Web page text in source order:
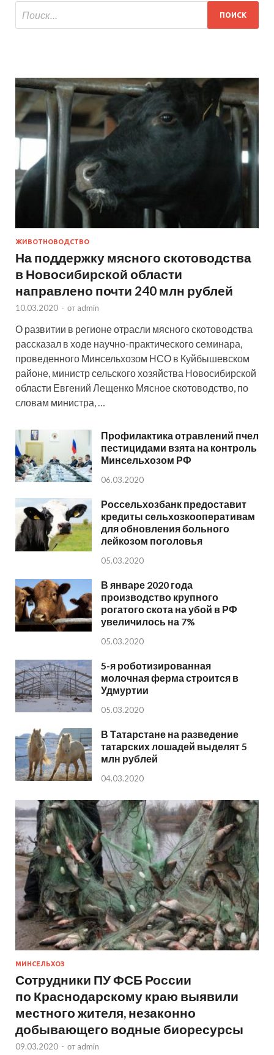
ЖИВОТНОВОДСТВО
На поддержку мясного скотоводства
в Новосибирской области
направлено почти 240 млн рублей
10.03.2020 - от admin
О развитии в регионе отрасли мясного скотоводства
рассказал в ходе научно-практического семинара,
проведенного Минсельхозом НСО в Куйбышевском
районе, министр сельского хозяйства Новосибирской
области Евгений Лещенко Мясное скотоводство, по
словам министра, …
Профилактика отравлений пчел
пестицидами взята на контроль
Минсельхозом РФ
06.03.2020
Россельхозбанк предоставит
кредиты сельхозкооперативам
для обновления больного
лейкозом поголовья
05.03.2020
В январе 2020 года
производство крупного
рогатого скота на убой в РФ
увеличилось на 7%
05.03.2020
5-я роботизированная
молочная ферма строится в
Удмуртии
05.03.2020
В Татарстане на разведение
татарских лошадей выделят 5
млн рублей
04.03.2020
МИНСЕЛЬХОЗ
Сотрудники ПУ ФСБ России
по Краснодарскому краю выявили
местного жителя, незаконно
добывающего водные биоресурсы
09.03.2020 - от admin